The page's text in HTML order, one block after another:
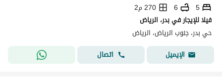
5
6
270 م2
فيلا للإيجار في بدر، الرياض
حي بدر، جنوب الرياض، الرياض
الإيميل
اتصال